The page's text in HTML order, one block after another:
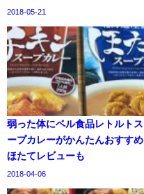
2018-05-21
弱った体にベル食品レトルトス
ープカレーがかんたんおすすめ
ほたてレビューも
2018-04-06